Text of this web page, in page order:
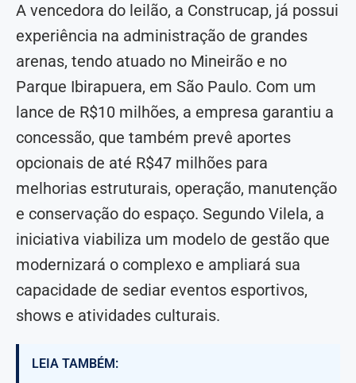
A vencedora do leilão, a Construcap, já possui
experiência na administração de grandes
arenas, tendo atuado no Mineirão e no
Parque Ibirapuera, em São Paulo. Com um
lance de R$10 milhões, a empresa garantiu a
concessão, que também prevê aportes
opcionais de até R$47 milhões para
melhorias estruturais, operação, manutenção
e conservação do espaço. Segundo Vilela, a
iniciativa viabiliza um modelo de gestão que
modernizará o complexo e ampliará sua
capacidade de sediar eventos esportivos,
shows e atividades culturais.
LEIA TAMBÉM: